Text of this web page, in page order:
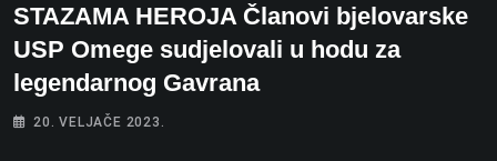
STAZAMA HEROJA Članovi bjelovarske
USP Omege sudjelovali u hodu za
legendarnog Gavrana
20. VELJAČE 2023.